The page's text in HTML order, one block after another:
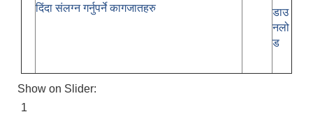
दिंदा संलग्न गर्नुपर्ने कागजातहरु
डाउ
नलो
ड
Show on Slider:
1